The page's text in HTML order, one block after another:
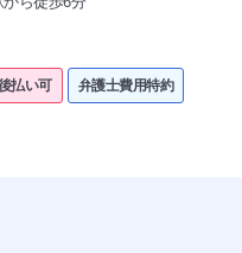
払い可 弁護士費用特約